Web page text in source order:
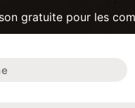
pour les